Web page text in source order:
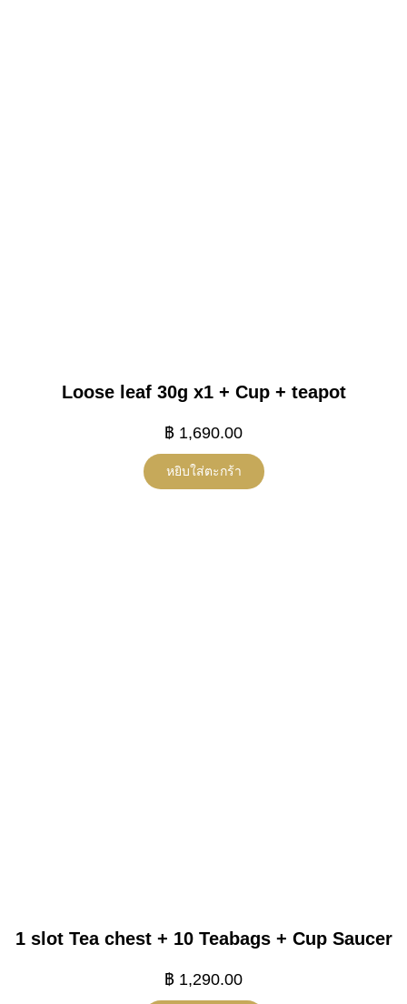
Loose leaf 30g x1 + Cup + teapot
฿ 1,690.00
หยิบใส่ตะกร้า
1 slot Tea chest + 10 Teabags + Cup Saucer
฿ 1,290.00